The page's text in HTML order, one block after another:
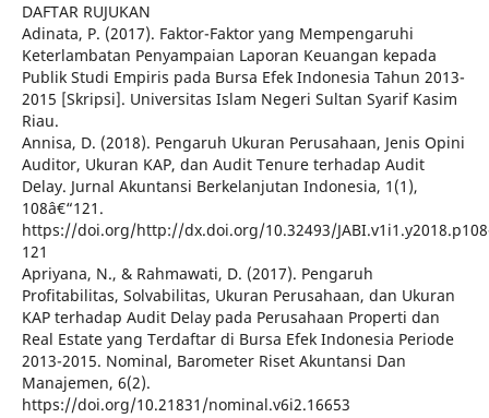
DAFTAR RUJUKAN
Adinata, P. (2017). Faktor-Faktor yang Mempengaruhi
Keterlambatan Penyampaian Laporan Keuangan kepada
Publik Studi Empiris pada Bursa Efek Indonesia Tahun 2013-
2015 [Skripsi]. Universitas Islam Negeri Sultan Syarif Kasim
Riau.
Annisa, D. (2018). Pengaruh Ukuran Perusahaan, Jenis Opini
Auditor, Ukuran KAP, dan Audit Tenure terhadap Audit
Delay. Jurnal Akuntansi Berkelanjutan Indonesia, 1(1),
108â€“121.
https://doi.org/http://dx.doi.org/10.32493/
121
Apriyana, N., & Rahmawati, D. (2017). Pengaruh
Profitabilitas, Solvabilitas, Ukuran Perusahaan, dan Ukuran
KAP terhadap Audit Delay pada Perusahaan Properti dan
Real Estate yang Terdaftar di Bursa Efek Indonesia Periode
2013-2015. Nominal, Barometer Riset Akuntansi Dan
Manajemen, 6(2).
https://doi.org/10.21831/nominal.v6i2.16653